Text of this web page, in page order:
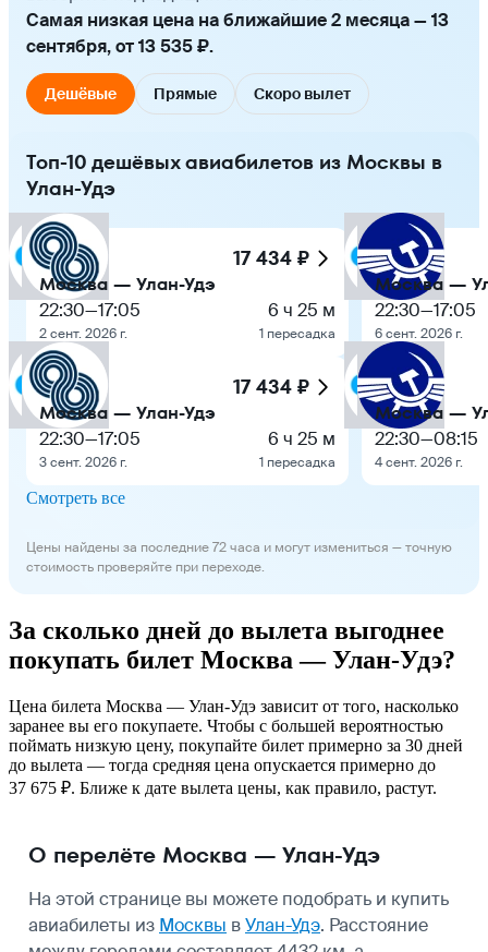
Самая низкая цена на ближайшие 2 месяца — 13
сентября, от 13 535 ₽.
Дешёвые Прямые Скоро вылет
Топ-10 дешёвых авиабилетов из Москвы в
Улан-Удэ
17 434 ₽
Москва — Улан-Удэ
22:30—17:05
2 сент. 2026 г.
6 ч 25 м
1 пересадка
17 434 ₽
Москва — Улан-Удэ
22:30—17:05
3 сент. 2026 г.
6 ч 25 м
1 пересадка
Москва —
22:30—17:05
6 сент. 2026 г.
Москва —
22:30—08:15
4 сент. 2026 г.
Смотреть все
Цены найдены за последние 72 часа и могут измениться — точную
стоимость проверяйте при переходе.
За сколько дней до вылета выгоднее
покупать билет Москва — Улан-Удэ?
Цена билета Москва — Улан-Удэ зависит от того, насколько
заранее вы его покупаете. Чтобы с большей вероятностью
поймать низкую цену, покупайте билет примерно за 30 дней
до вылета — тогда средняя цена опускается примерно до
37 675 ₽. Ближе к дате вылета цены, как правило, растут.
О перелёте Москва — Улан-Удэ
На этой странице вы можете подобрать и купить
авиабилеты из Москвы вУлан-Удэ. Расстояние